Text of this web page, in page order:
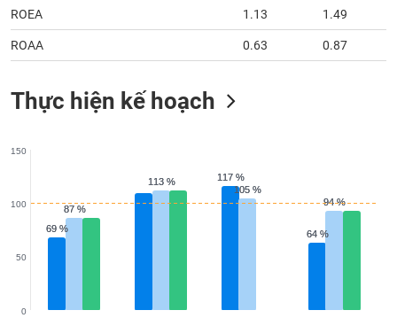
ROEA 1.13 1.49
ROAA 0.63 0.87
Thực hiện kế hoạch
69 %
69 %
117 %
117 %
64 %
64 %
87 %
87 %
113 %
113 %
105 %
105 %
94 %
94 %
0
50
100
150